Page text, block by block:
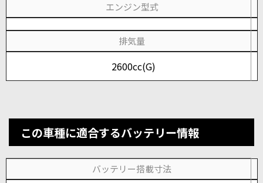
エンジン型式
排気量
2600cc(G)
この車種に適合するバッテリー情報
バッテリー搭載寸法